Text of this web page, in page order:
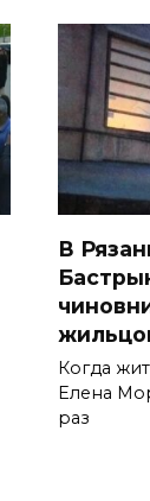
В
Когда
Елена
раз